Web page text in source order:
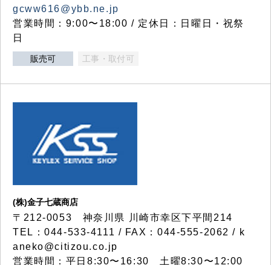
gcww616@ybb.ne.jp
営業時間：9:00〜18:00 / 定休日：日曜日・祝祭
日
販売可 工事・取付可
(株)金子七蔵商店
〒212-0053 神奈川県 川崎市幸区下平間214
TEL：044-533-4111 / FAX：044-555-2062 / k
aneko@citizou.co.jp
営業時間：平日8:30〜16:30 土曜8:30〜12:00